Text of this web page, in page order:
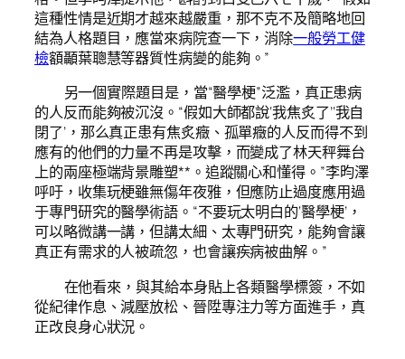
這種性情是近期才越來越嚴重，那不克不及簡略地回
結為人格題目，應當來病院查一下，消除一般勞工健
檢額顳葉聰慧等器質性病變的能夠。”
另一個實際題目是，當“醫學梗”泛濫，真正患病
的人反而能夠被沉沒。“假如大師都說‘我焦炙了’‘我自
閉了’，那么真正患有焦炙癥、孤單癥的人反而得不到
應有的他們的力量不再是攻擊，而變成了林天秤舞台
上的兩座極端背景雕塑**。追蹤關心和懂得。”李昀澤
呼吁，收集玩梗雖無傷年夜雅，但應防止過度應用過
于專門研究的醫學術語。“不要玩太明白的‘醫學梗’，
可以略微講一講，但講太細、太專門研究，能夠會讓
真正有需求的人被疏忽，也會讓疾病被曲解。”
在他看來，與其給本身貼上各類醫學標簽，不如
從紀律作息、減壓放松、晉陞專注力等方面進手，真
正改良身心狀況。